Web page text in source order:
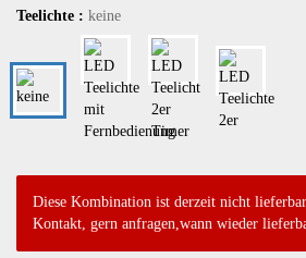
Teelichte : keine
Diese Kombination ist derzeit nicht
Kontakt, gern anfragen,wann wieder